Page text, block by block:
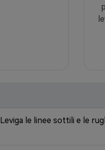
Leviga le linee sottili e le